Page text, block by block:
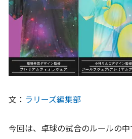
文： ラリーズ編集部
今回は、卓球の試合のルールの